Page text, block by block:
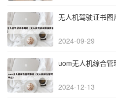
无人机驾驶证书图
2024-09-29
uom无人机综合管
2024-12-13